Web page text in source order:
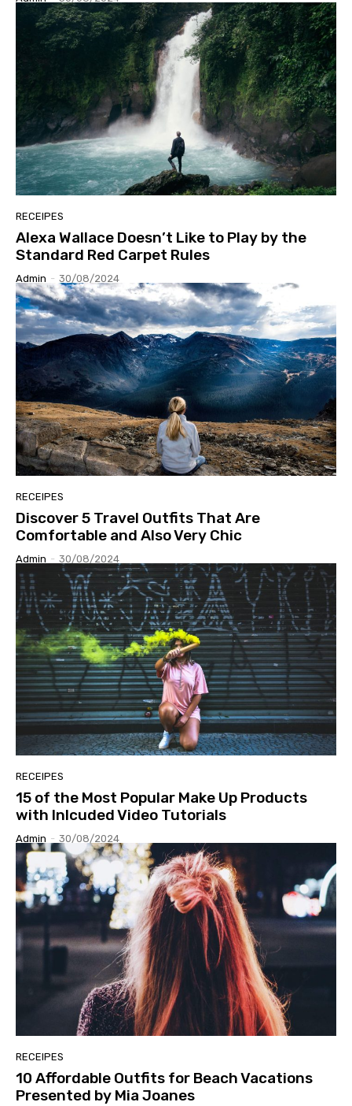
RECEIPES
Alexa Wallace Doesn’t Like to Play by the
Standard Red Carpet Rules
Admin - 30/08/2024
RECEIPES
Discover 5 Travel Outfits That Are
Comfortable and Also Very Chic
Admin - 30/08/2024
RECEIPES
15 of the Most Popular Make Up Products
with Inlcuded Video Tutorials
Admin - 30/08/2024
RECEIPES
10 Affordable Outfits for Beach Vacations
Presented by Mia Joanes